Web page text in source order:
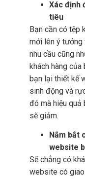
Xác định
tiêu
Bạn cần có tệp
mới lên ý tưởng
nhu cầu cũng
khách hàng
bạn lại thiết kế
sinh động và
đó mà hiệu quả
sẽ giảm.
Nắm bắt
website
Sẽ chẳng có
website có